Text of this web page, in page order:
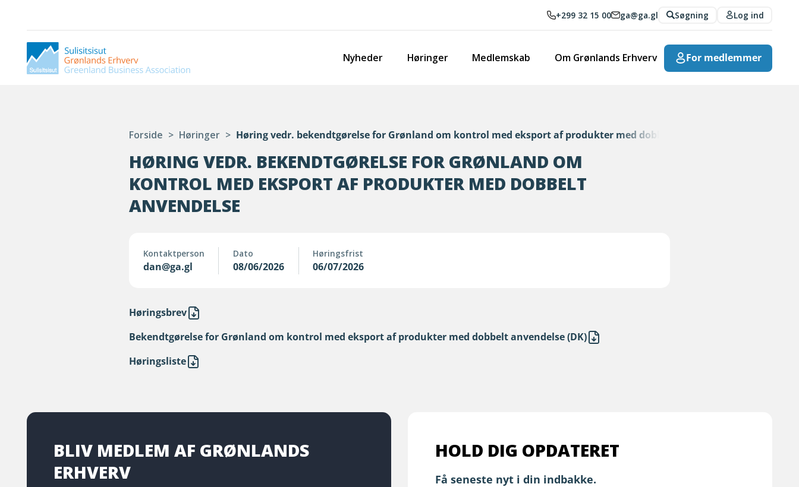
+299 32 15 00 ga@ga.gl Søgning Log ind
Nyheder Høringer Medlemskab Om Grønlands Erhverv For medlemmer
Forside > Høringer > Høring vedr. bekendtgørelse for Grønland om kontrol med eksport af produkter med dobbelt anvendelse
HØRING VEDR. BEKENDTGØRELSE FOR GRØNLAND OM
KONTROL MED EKSPORT AF PRODUKTER MED DOBBELT
ANVENDELSE
Kontaktperson
dan@ga.gl
Dato
08/06/2026
Høringsfrist
06/07/2026
Høringsbrev
Bekendtgørelse for Grønland om kontrol med eksport af produkter med dobbelt anvendelse (DK)
Høringsliste
BLIV MEDLEM AF GRØNLANDS
ERHVERV
HOLD DIG OPDATERET
Få seneste nyt i din indbakke.